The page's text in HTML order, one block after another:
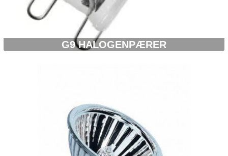
G9 HALOGENPÆRER